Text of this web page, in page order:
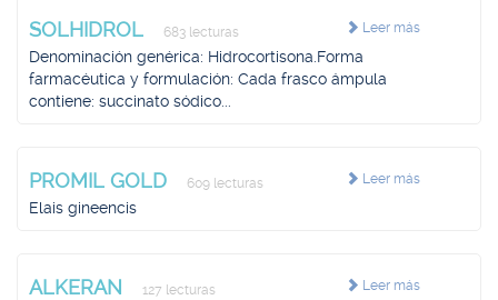
Leer más
SOLHIDROL 683 lecturas
Denominación genérica: Hidrocortisona.Forma
farmacéutica y formulación: Cada frasco ámpula
contiene: succinato sódico...
Leer más
PROMIL GOLD 609 lecturas
Elais gineencis
Leer más
ALKERAN 127 lecturas